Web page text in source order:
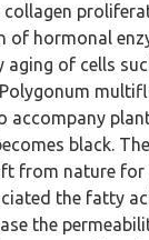
of hormonal
aging of cells
accompany
black.
from nature for
the fatty
the